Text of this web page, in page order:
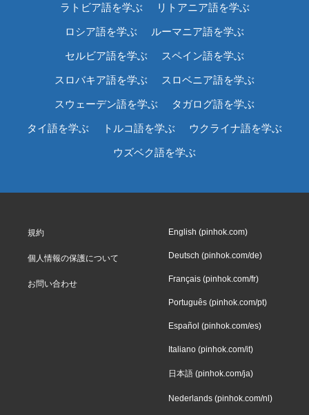
ラトビア語を学ぶ リトアニア語を学ぶ
ロシア語を学ぶ ルーマニア語を学ぶ
セルビア語を学ぶ スペイン語を学ぶ
スロバキア語を学ぶ スロベニア語を学ぶ
スウェーデン語を学ぶ タガログ語を学ぶ
タイ語を学ぶ トルコ語を学ぶ ウクライナ語を学ぶ
ウズベク語を学ぶ
規約
個人情報の保護について
お問い合わせ
English (pinhok.com)
Deutsch (pinhok.com/de)
Français (pinhok.com/fr)
Português (pinhok.com/pt)
Español (pinhok.com/es)
Italiano (pinhok.com/it)
日本語 (pinhok.com/ja)
Nederlands (pinhok.com/nl)